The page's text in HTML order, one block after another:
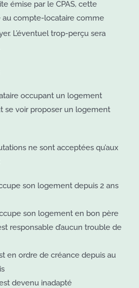
émise par le CPAS, cette
compte-locataire comme
L’éventuel trop-perçu sera
occupant un logement
se voir proposer un logement
ne sont acceptées qu’aux
son logement depuis 2 ans
son logement en bon père
responsable d’aucun trouble de
en ordre de créance depuis au
devenu inadapté